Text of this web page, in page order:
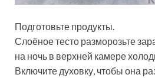
Подготовьте продукты.
Слоёное тесто разморозьте
на ночь в верхней камере
Включите духовку, чтобы она